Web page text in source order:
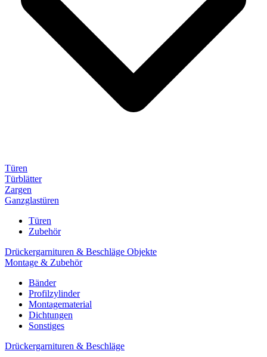
Türen
Türblätter
Zargen
Ganzglastüren
Türen
Zubehör
Drückergarnituren & Beschläge Objekte
Montage & Zubehör
Bänder
Profilzylinder
Montagematerial
Dichtungen
Sonstiges
Drückergarnituren & Beschläge